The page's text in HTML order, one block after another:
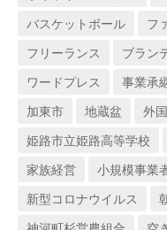
バスケットボール
フ
フリーランス
ブラン
ワードプレス
事業承
加東市
地蔵盆 外
姫路市立姫路高等学校
家族経営
小規模事業
新型コロナウイルス